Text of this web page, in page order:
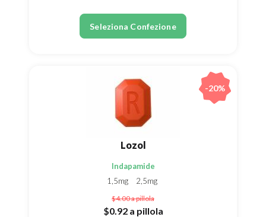
Seleziona Confezione
Lozol
Indapamide
1,5mg
2,5mg
$4.00a pillola
$0.92 a pillola
-20%